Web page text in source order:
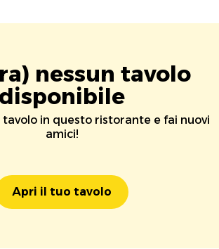
nessun tavolo
disponibile
in questo ristorante e fai nuovi
amici!
Apri il tuo tavolo